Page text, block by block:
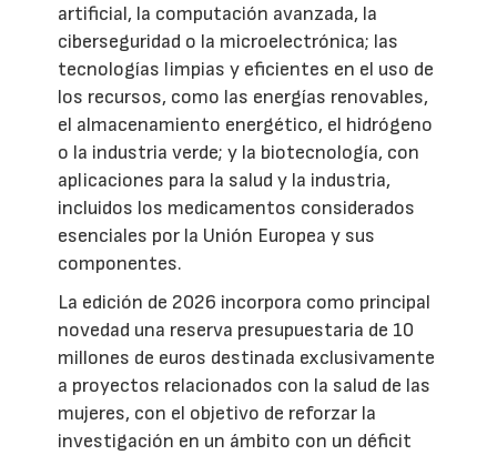
artificial, la computación avanzada, la
ciberseguridad o la microelectrónica; las
tecnologías limpias y eficientes en el uso de
los recursos, como las energías renovables,
el almacenamiento energético, el hidrógeno
o la industria verde; y la biotecnología, con
aplicaciones para la salud y la industria,
incluidos los medicamentos considerados
esenciales por la Unión Europea y sus
componentes.
La edición de 2026 incorpora como principal
novedad una reserva presupuestaria de 10
millones de euros destinada exclusivamente
a proyectos relacionados con la salud de las
mujeres, con el objetivo de reforzar la
investigación en un ámbito con un déficit